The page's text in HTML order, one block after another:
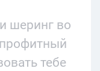
шеринг во
тебе